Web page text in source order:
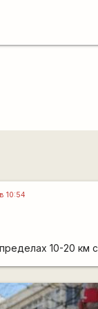
10:54
10-20 км